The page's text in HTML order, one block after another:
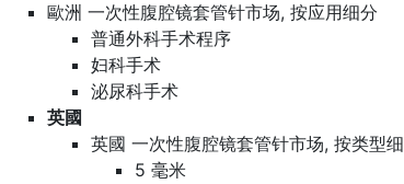
歐洲 一次性腹腔镜套管针市场, 按应用细分
普通外科手术程序
妇科手术
泌尿科手术
英國
英國 一次性腹腔镜套管针市场, 按类型
5 毫米